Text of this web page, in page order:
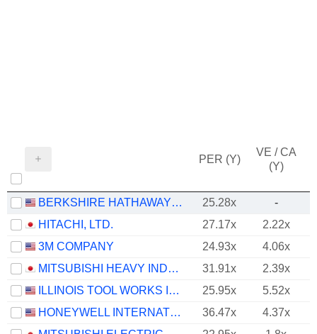
PER (Y)
VE / CA
(Y)
BERKSHIRE HATHAWAY INC. 25.28x
-
HITACHI, LTD.
27.17x 2.22x
3M COMPANY
24.93x 4.06x
MITSUBISHI HEAVY INDUSTRIES, LTD.
31.91x 2.39x
ILLINOIS TOOL WORKS INC.
25.95x 5.52x
HONEYWELL INTERNATIONAL INC.
36.47x 4.37x